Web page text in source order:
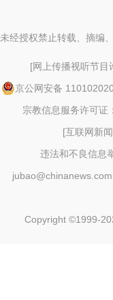
未经授权禁止转载、摘编
[网上传播视听节目
京公网安备
宗教信息服务许可
[互联网新
违法和不良信息
Copyright ©1999-